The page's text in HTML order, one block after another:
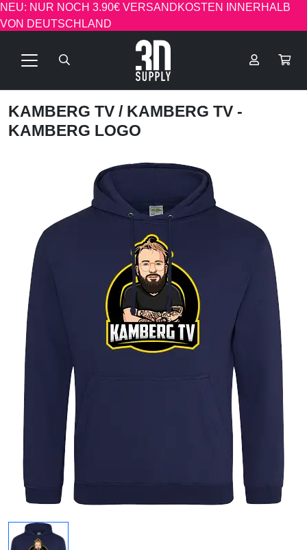
NEU: NUR NOCH 3.90€ VERSANDKOSTEN INNERHALB
VON DEUTSCHLAND
KAMBERG TV / KAMBERG TV -
KAMBERG LOGO